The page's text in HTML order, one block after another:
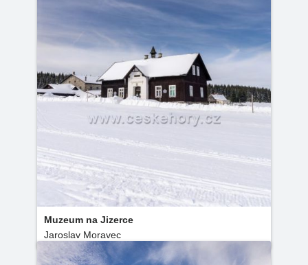
Muzeum na Jizerce
Jaroslav Moravec